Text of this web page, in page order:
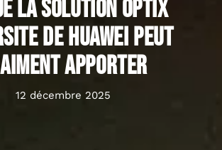
la solution OptiX
de Huawei peut
apporter
12 décembre 2025